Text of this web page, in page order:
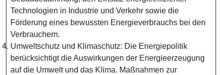
Technologien in Industrie und Verkehr sowie die
Förderung eines bewussten Energieverbrauchs bei den
Verbrauchern.
Umweltschutz und Klimaschutz: Die Energiepolitik
berücksichtigt die Auswirkungen der Energieerzeugung
auf die Umwelt und das Klima. Maßnahmen zur